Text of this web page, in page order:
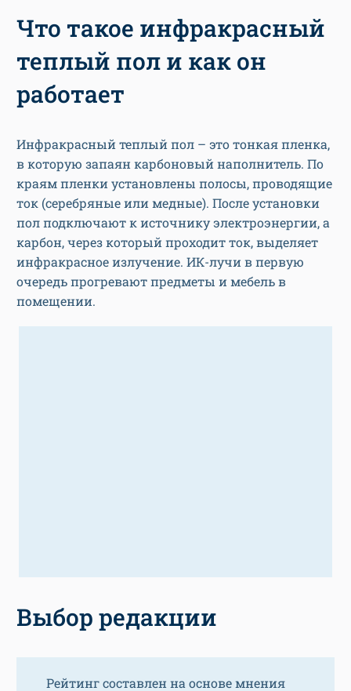
Что такое инфракрасный
теплый пол и как он
работает
Инфракрасный теплый пол – это тонкая пленка,
в которую запаян карбоновый наполнитель. По
краям пленки установлены полосы, проводящие
ток (серебряные или медные). После установки
пол подключают к источнику электроэнергии, а
карбон, через который проходит ток, выделяет
инфракрасное излучение. ИК-лучи в первую
очередь прогревают предметы и мебель в
помещении.
Выбор редакции
Рейтинг составлен на основе мнения